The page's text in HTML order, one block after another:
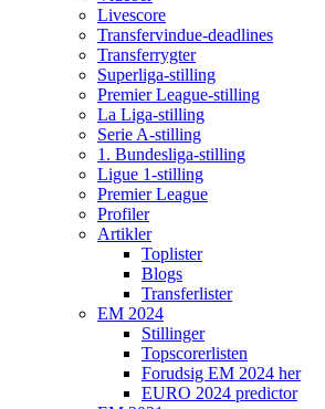
Livescore
Transfervindue-deadlines
Transferrygter
Superliga-stilling
Premier League-stilling
La Liga-stilling
Serie A-stilling
1. Bundesliga-stilling
Ligue 1-stilling
Premier League
Profiler
Artikler
Toplister
Blogs
Transferlister
EM 2024
Stillinger
Topscorerlisten
Forudsig EM 2024 her
EURO 2024 predictor